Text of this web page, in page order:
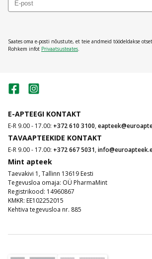
Saates oma e-posti nõustute, et teie andmeid töödeldakse
Rohkem infot Privaatsusteates.
E-APTEEGI KONTAKT
E-R 9.00 - 17.00: +372 610 3100,
TAVAAPTEEKIDE KONTAKT
E-R 9.00 - 17.00: +372 667 5031,
Mint apteek
Taevakivi 1, Tallinn 13619 Eesti
Tegevusloa omaja: OÜ PharmaMint
Registrikood: 14960867
KMKR: EE102252015
Kehtiva tegevusloa nr. 885